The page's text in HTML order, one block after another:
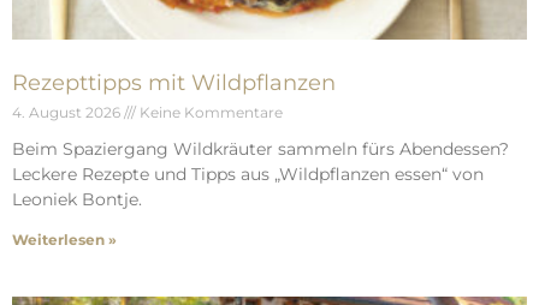
Rezepttipps mit Wildpflanzen
4. August 2026 Keine Kommentare
Beim Spaziergang Wildkräuter sammeln fürs Abendessen?
Leckere Rezepte und Tipps aus „Wildpflanzen essen“ von
Leoniek Bontje.
Weiterlesen »